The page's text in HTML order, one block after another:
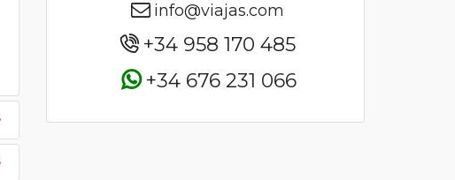
info@viajas.com
+34 958 170 485
+34 676 231 066